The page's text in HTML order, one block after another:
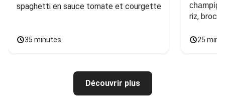
spaghetti en sauce tomate et courgette
35 minutes
riz,
25
Découvrir plus